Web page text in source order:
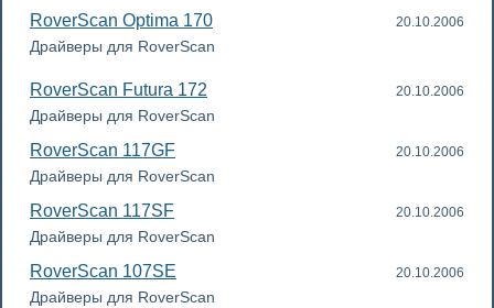
RoverScan Optima 170 20.10.2006
Драйверы для RoverScan
RoverScan Futura 172 20.10.2006
Драйверы для RoverScan
RoverScan 117GF 20.10.2006
Драйверы для RoverScan
RoverScan 117SF 20.10.2006
Драйверы для RoverScan
RoverScan 107SE 20.10.2006
Драйверы для RoverScan